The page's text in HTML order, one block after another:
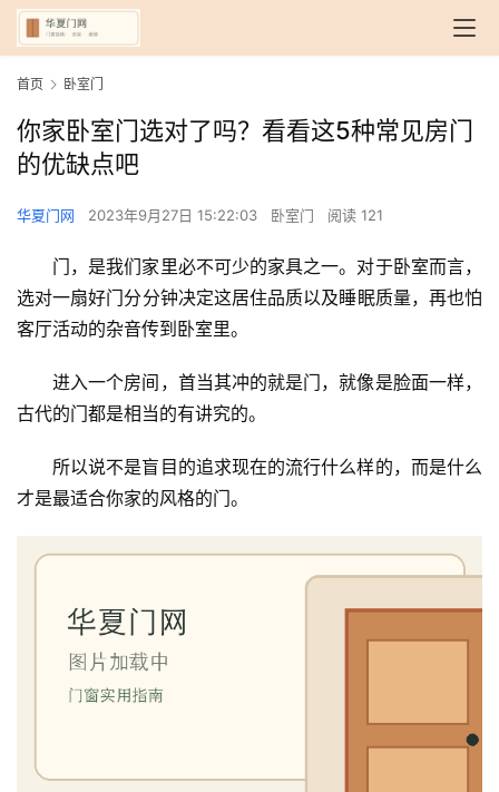
首页 卧室门
你家卧室门选对了吗？看看这5种常见房门
的优缺点吧
华夏门网 2023年9月27日 15:22:03 卧室门 阅读 121
门，是我们家里必不可少的家具之一。对于卧室而言，
选对一扇好门分分钟决定这居住品质以及睡眠质量，再也怕
客厅活动的杂音传到卧室里。
进入一个房间，首当其冲的就是门，就像是脸面一样，
古代的门都是相当的有讲究的。
所以说不是盲目的追求现在的流行什么样的，而是什么
才是最适合你家的风格的门。